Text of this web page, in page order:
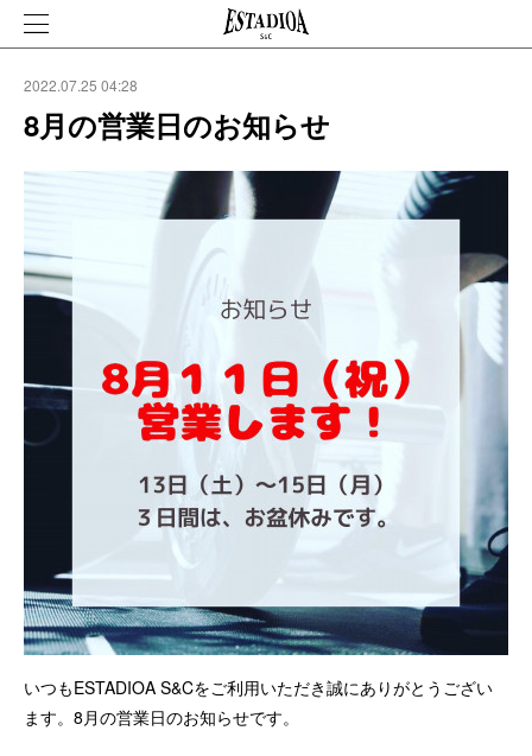
2022.07.25 04:28
8月の営業日のお知らせ
いつもESTADIOA S&Cをご利用いただき誠にありがとうござい
ます。8月の営業日のお知らせです。